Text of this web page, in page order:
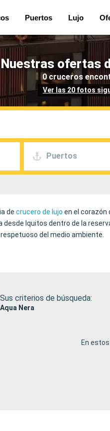
Puertos Lujo
Nuestras ofertas
0 cruceros
Ver las 20 fotos
Puertos
de crucero de lujo en el corazón
Iquitos dentro de la
del medio ambiente.
Sus criterios de búsqueda:
Aqua Nera
En